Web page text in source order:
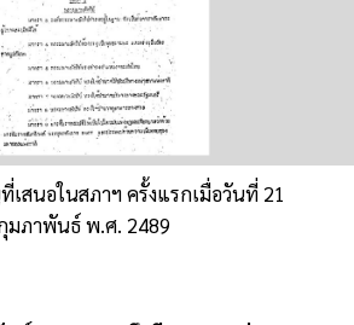
เสนอในสภาฯ ครั้งแรกเมื่อวันที่ 21
มภาพันธ์ พ.ศ. 2489